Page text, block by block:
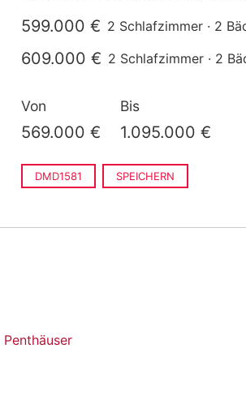
599.000 € 2 Schlafzimmer · 2
609.000 € 2 Schlafzimmer · 2
gebaut
1.095.000 €
3 Schlafzimmer · 2
m2gebaut
Von
569.000 €
Bis
1.095.000 €
DMD1581 SPEICHERN
Penthäuser